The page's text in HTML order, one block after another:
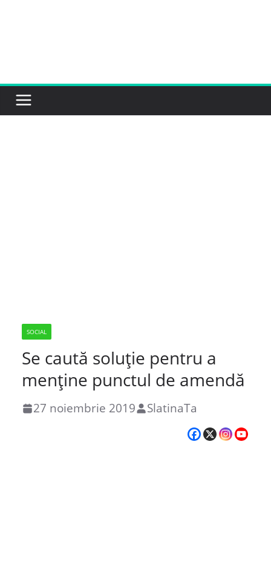
SOCIAL
Se caută soluție pentru a
menține punctul de amendă
27 noiembrie 2019 SlatinaTa